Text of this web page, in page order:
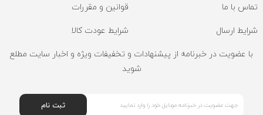
تماس با ما قوانین و مقررات
شرایط ارسال شرایط عودت کالا
با عضویت در خبرنامه از پیشنهادات و تخفیفات ویژه و اخبار سایت مطلع
شوید
ثبت نام